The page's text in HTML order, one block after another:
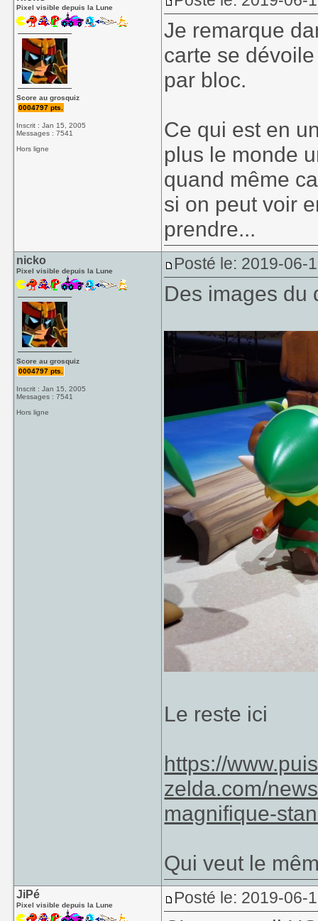
Toujours
des boutons de
Pixel visible depuis la Lune
Score au grosquiz
0004797 pts.
Inscrit : Jan 15, 2005
Messages : 7541
Hors ligne
Je remarque
carte se
par bloc.
Ce qui est en
plus le monde
quand même
si on peut voir
prendre...
nicko
Pixel visible depuis la Lune
Score au grosquiz
0004797 pts.
Inscrit : Jan 15, 2005
Messages : 7541
Hors ligne
Posté le: 2019-06-
Des images du
Le reste ici
https://
zelda.com/
magnifique-
Qui veut le
JiPé
Pixel visible depuis la Lune Posté le: 2019-06-